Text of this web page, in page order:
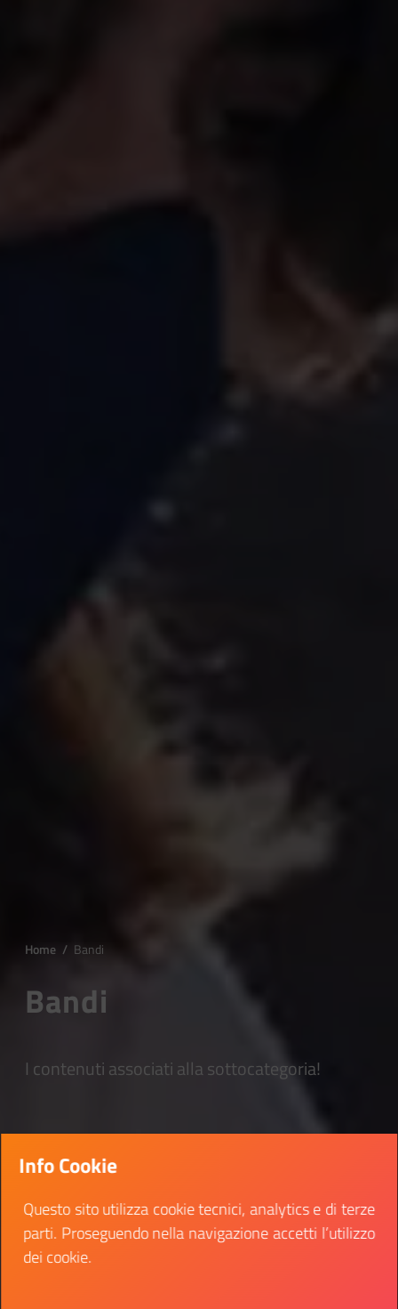
Home / Bandi
Bandi
I contenuti associati alla sottocategoria!
Info Cookie
Questo sito utilizza cookie tecnici, analytics e di terze
parti. Proseguendo nella navigazione accetti l’utilizzo
dei cookie.